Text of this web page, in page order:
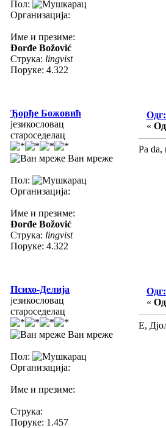
Пол:
Организација:
Име и презиме:
Đorđe Božović
Струка: lingvist
Поруке: 4.322
Ђорђе Божовић
језикословац
староседелац
Ван мреже
Пол:
Организација:
Име и презиме:
Đorđe Božović
Струка: lingvist
Поруке: 4.322
«
Pa da,
Психо-Делија
језикословац
староседелац
Ван мреже
Пол:
Организација:
Име и презиме:
Струка:
Поруке: 1.457
«
Е,